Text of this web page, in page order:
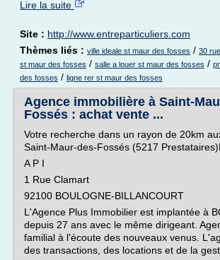
Lire la suite
Site : http://www.entreparticuliers.com
Thèmes liés : ville ideale st maur des fosses / 30
st maur des fosses / salle a louer st maur des fosses /
des fosses / ligne rer st maur des fosses
Agence immobilière à Saint-
Fossés : achat vente ...
Votre recherche dans un rayon de 20km
Saint-Maur-des-Fossés (5217
A P I
1 Rue Clamart
92100 BOULOGNE-BILLANCOURT
L'Agence Plus Immobilier est implantée à
depuis 27 ans avec le même dirigeant.
familial à l'écoute des nouveaux venus.
des transactions, des locations et de la